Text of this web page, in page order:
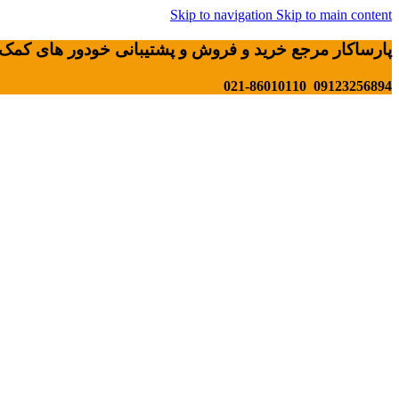
Skip to navigation Skip to main content
پارساکار مرجع خرید و فروش و پشتیبانی خودور های کمک
09123256894 021-86010110